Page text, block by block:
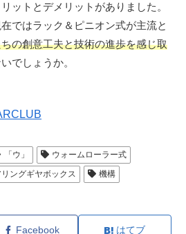
ットとデメリットがありました。
ではラック＆ピニオン式が主流と
の創意工夫と技術の進歩を感じ取
でしょうか。
「ウ」
ウォームローラー式
ングギヤボックス
機構
Facebook はてブ